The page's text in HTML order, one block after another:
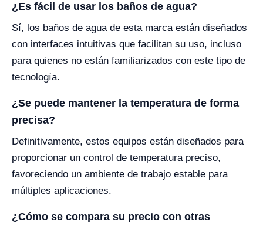
¿Es fácil de usar los baños de agua?
Sí, los baños de agua de esta marca están diseñados
con interfaces intuitivas que facilitan su uso, incluso
para quienes no están familiarizados con este tipo de
tecnología.
¿Se puede mantener la temperatura de forma
precisa?
Definitivamente, estos equipos están diseñados para
proporcionar un control de temperatura preciso,
favoreciendo un ambiente de trabajo estable para
múltiples aplicaciones.
¿Cómo se compara su precio con otras